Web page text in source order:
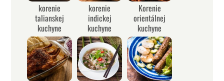
korenie
talianskej
kuchyne
korenie
indickej
kuchyne
Korenie
orientálnej
kuchyne